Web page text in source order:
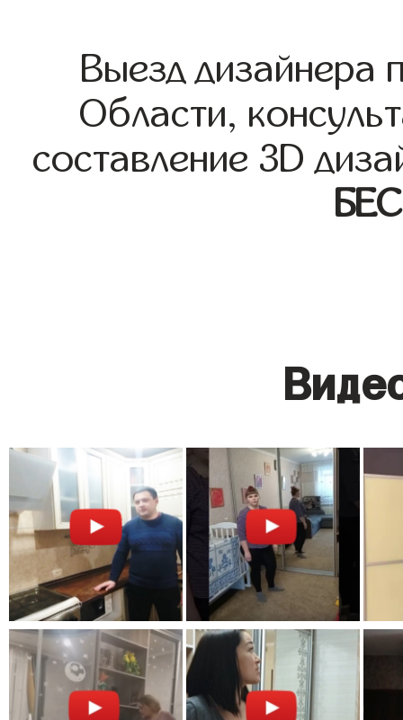
Выезд дизайнера
Области,
составление 3D